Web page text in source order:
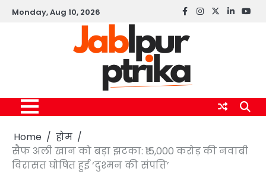
SkipMonday, Aug 10, 2026 Facebook
instagram
twitterlinkedin
Home
होम
सैफ अली खान को बड़ा झटका: ₹15,000 करोड़ की नवाबी
विरासत घोषित हुई ‘दुश्मन की संपत्ति’